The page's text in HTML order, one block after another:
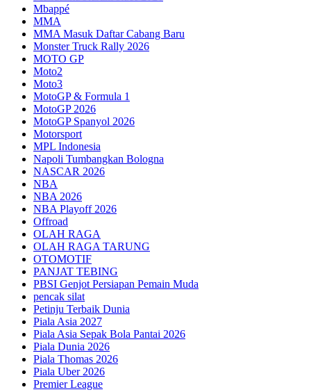
Mbappé
MMA
MMA Masuk Daftar Cabang Baru
Monster Truck Rally 2026
MOTO GP
Moto2
Moto3
MotoGP & Formula 1
MotoGP 2026
MotoGP Spanyol 2026
Motorsport
MPL Indonesia
Napoli Tumbangkan Bologna
NASCAR 2026
NBA
NBA 2026
NBA Playoff 2026
Offroad
OLAH RAGA
OLAH RAGA TARUNG
OTOMOTIF
PANJAT TEBING
PBSI Genjot Persiapan Pemain Muda
pencak silat
Petinju Terbaik Dunia
Piala Asia 2027
Piala Asia Sepak Bola Pantai 2026
Piala Dunia 2026
Piala Thomas 2026
Piala Uber 2026
Premier League